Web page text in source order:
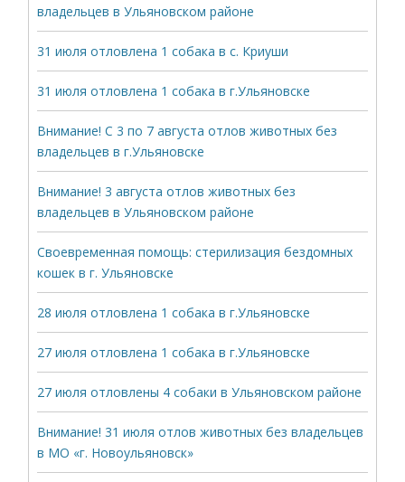
владельцев в Ульяновском районе
31 июля отловлена 1 собака в с. Криуши
31 июля отловлена 1 собака в г.Ульяновске
Внимание! С 3 по 7 августа отлов животных без
владельцев в г.Ульяновске
Внимание! 3 августа отлов животных без
владельцев в Ульяновском районе
Своевременная помощь: стерилизация бездомных
кошек в г. Ульяновске
28 июля отловлена 1 собака в г.Ульяновске
27 июля отловлена 1 собака в г.Ульяновске
27 июля отловлены 4 собаки в Ульяновском районе
Внимание! 31 июля отлов животных без владельцев
в МО «г. Новоульяновск»